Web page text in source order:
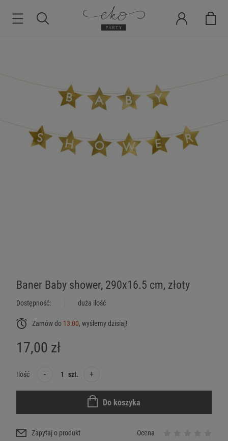
Baner Baby shower, 290x16.5 cm, złoty
Dostępność: duża ilość
Zamów do 13:00, wyślemy dzisiaj!
17,00 zł
Ilość - szt. +
Do koszyka
Zapytaj o produkt Ocena